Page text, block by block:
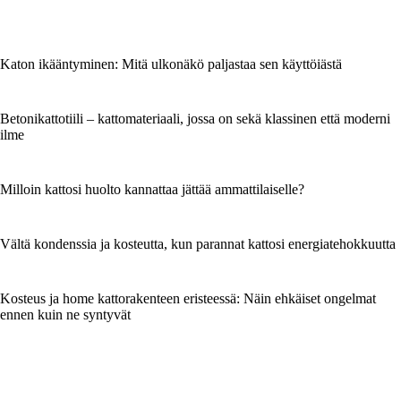
Katon ikääntyminen: Mitä ulkonäkö paljastaa sen käyttöiästä
Betonikattotiili – kattomateriaali, jossa on sekä klassinen että moderni
ilme
Milloin kattosi huolto kannattaa jättää ammattilaiselle?
Vältä kondenssia ja kosteutta, kun parannat kattosi energiatehokkuutta
Kosteus ja home kattorakenteen eristeessä: Näin ehkäiset ongelmat
ennen kuin ne syntyvät